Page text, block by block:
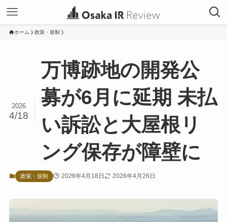
ホーム 政策・規制
万博跡地の開発公
募が6月に延期 未払
い訴訟と大屋根リ
ング保存が障壁に
2026
4/18
政策・規制 2026年4月18日 2026年4月26日